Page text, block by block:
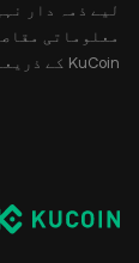
لیے ذمہ دار
معلوماتی
KuCoin کے ذریعے اس کی تصدیق نہیں کی جاتی ہے۔